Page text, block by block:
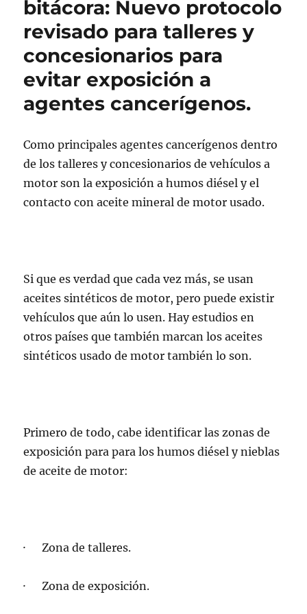
de
bitácora:
Desenlace
de
la
petición
a
la
sobre
FDS
de
maquinaria.
bitácora: Nuevo protocolo
revisado para talleres y
concesionarios para
evitar exposición a
agentes cancerígenos.
Como principales agentes cancerígenos dentro
de los talleres y concesionarios de vehículos a
motor son la exposición a humos diésel y el
contacto con aceite mineral de motor usado.
Si que es verdad que cada vez más, se usan
aceites sintéticos de motor, pero puede existir
vehículos que aún lo usen. Hay estudios en
otros países que también marcan los aceites
sintéticos usado de motor también lo son.
Primero de todo, cabe identificar las zonas de
exposición para para los humos diésel y nieblas
de aceite de motor:
· Zona de talleres.
· Zona de exposición.